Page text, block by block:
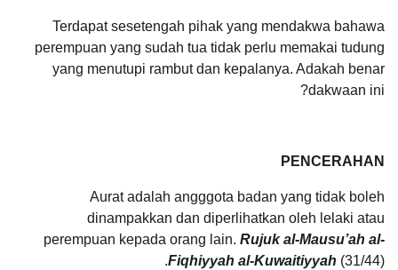
Terdapat sesetengah pihak yang mendakwa bahawa
perempuan yang sudah tua tidak perlu memakai tudung
yang menutupi rambut dan kepalanya. Adakah benar
dakwaan ini?
PENCERAHAN
Aurat adalah angggota badan yang tidak boleh
dinampakkan dan diperlihatkan oleh lelaki atau
perempuan kepada orang lain. Rujuk al-Mausu’ah al-
Fiqhiyyah al-Kuwaitiyyah (31/44).